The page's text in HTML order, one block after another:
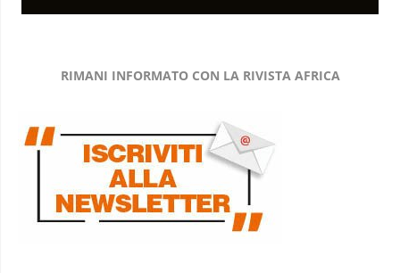
RIMANI INFORMATO CON LA RIVISTA AFRICA